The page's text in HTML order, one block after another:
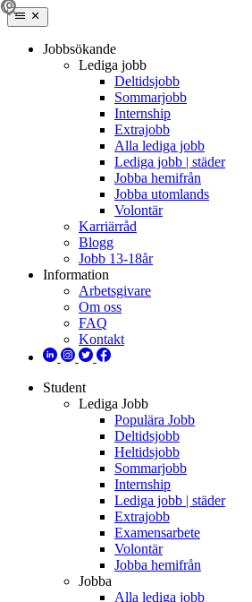
Jobbsökande
Lediga jobb
Deltidsjobb
Sommarjobb
Internship
Extrajobb
Alla lediga jobb
Lediga jobb | städer
Jobba hemifrån
Jobba utomlands
Volontär
Karriärråd
Blogg
Jobb 13-18år
Information
Arbetsgivare
Om oss
FAQ
Kontakt
Student
Lediga Jobb
Populära Jobb
Deltidsjobb
Heltidsjobb
Sommarjobb
Internship
Lediga jobb | städer
Extrajobb
Examensarbete
Volontär
Jobba hemifrån
Jobba
Alla lediga jobb